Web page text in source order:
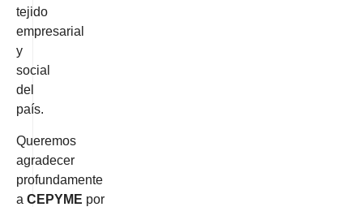
tejido
empresarial
y
social
del
país.
Queremos
agradecer
profundamente
a CEPYME por